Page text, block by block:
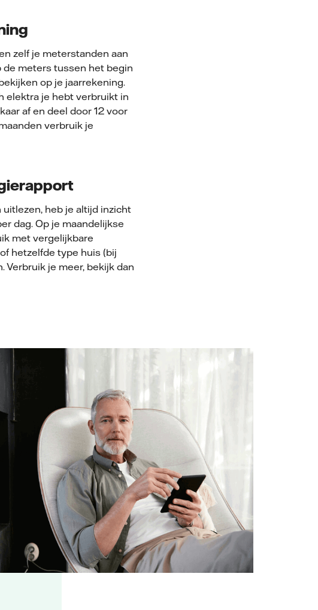
zelf je meterstanden aan
de meters tussen het begin
op je jaarrekening.
elektra je hebt verbruikt in
af en deel door 12 voor
verbruik je
heb je altijd inzicht
dag. Op je maandelijkse
met vergelijkbare
hetzelfde type huis (bij
Verbruik je meer, bekijk dan